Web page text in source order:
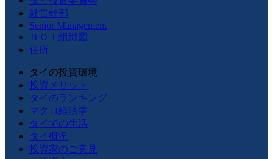
経営幹部
Senior Management
ＢＯＩ組織図
住所
タイの投資環境
投資メリット
タイのランキング
マクロ経済学
タイでの生活
タイ概況
投資家のご意見